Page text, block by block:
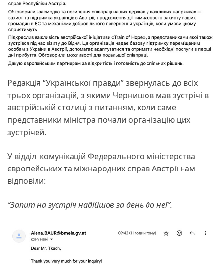
Редакція “Української правди” звернулась до всіх
трьох організацій, з якими Чернишов мав зустрічі в
австрійській столиці з питанням, коли саме
представники міністра почали організацію цих
зустрічей.
У відділі комунікацій Федерального міністерства
європейських та міжнародних справ Австрії нам
відповіли:
“Запит на зустріч надійшов за день до неї”.